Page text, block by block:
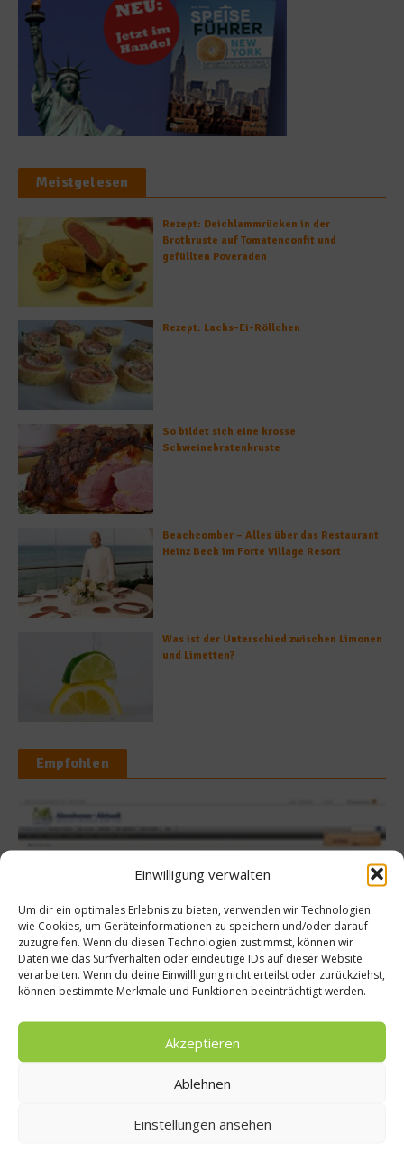
Einwilligung verwalten
Um dir ein optimales Erlebnis zu bieten, verwenden wir Technologien
wie Cookies, um Geräteinformationen zu speichern und/oder darauf
zuzugreifen. Wenn du diesen Technologien zustimmst, können wir
Daten wie das Surfverhalten oder eindeutige IDs auf dieser Website
verarbeiten. Wenn du deine Einwillligung nicht erteilst oder zurückziehst,
können bestimmte Merkmale und Funktionen beeinträchtigt werden.
Akzeptieren
Ablehnen
Einstellungen ansehen
Meistgelesen
Rezept: Deichlammrücken in der
Brotkruste auf Tomatenconfit und
gefüllten Poveraden
Rezept: Lachs-Ei-Röllchen
So bildet sich eine krosse
Schweinebratenkruste
Beachcomber – Alles über das Restaurant
Heinz Beck im Forte Village Resort
Was ist der Unterschied zwischen Limonen
und Limetten?
Empfohlen
Spargelwelten
Sterneküche für
Gelierte
gegrillter
25. April 2011